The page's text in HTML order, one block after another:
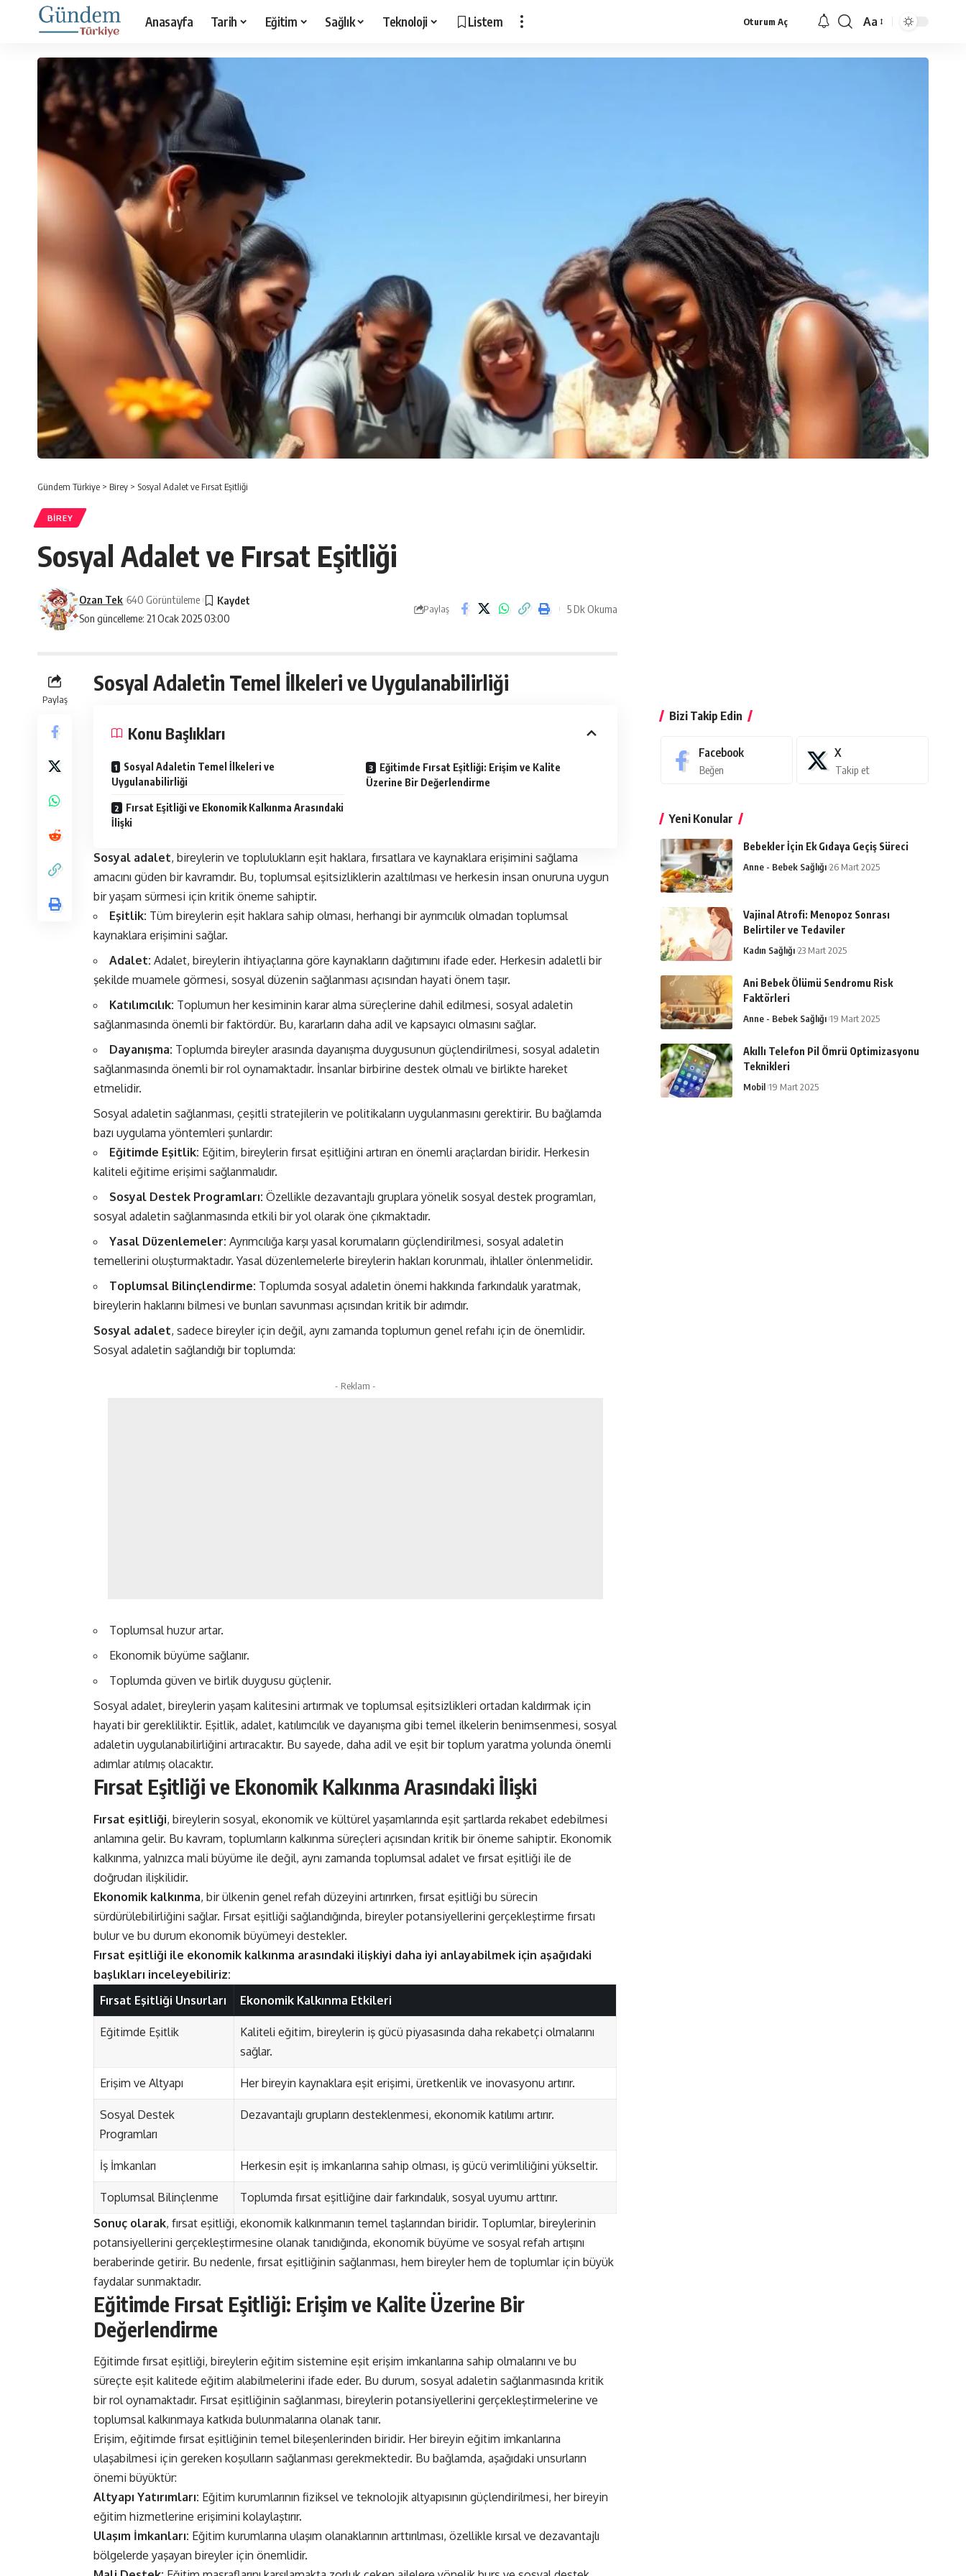
Anasayfa Tarih Eğitim Sağlık Teknoloji Listem Oturum Aç Aa
Gündem Türkiye > Birey > Sosyal Adalet ve Fırsat Eşitliği
BIREY
Sosyal Adalet ve Fırsat Eşitliği
Son güncelleme: 21 Ocak 2025 03:00
Ozan Tek 640 Görüntüleme
Paylaş 5 Dk Okuma
Paylaş
Sosyal Adaletin Temel İlkeleri ve Uygulanabilirliği
Konu Başlıkları
Sosyal Adaletin Temel İlkeleri ve
Uygulanabilirliği
Fırsat Eşitliği ve Ekonomik Kalkınma Arasındaki
İlişki
Eğitimde Fırsat Eşitliği: Erişim ve Kalite
Üzerine Bir Değerlendirme
Sosyal adalet, bireylerin ve toplulukların eşit haklara, fırsatlara ve kaynaklara erişimini sağlama
amacını güden bir kavramdır. Bu, toplumsal eşitsizliklerin azaltılması ve herkesin insan onuruna uygun
bir yaşam sürmesi için kritik öneme sahiptir.
Eşitlik: Tüm bireylerin eşit haklara sahip olması, herhangi bir ayrımcılık olmadan toplumsal
kaynaklara erişimini sağlar.
Adalet: Adalet, bireylerin ihtiyaçlarına göre kaynakların dağıtımını ifade eder. Herkesin adaletli bir
şekilde muamele görmesi, sosyal düzenin sağlanması açısından hayati önem taşır.
Katılımcılık: Toplumun her kesiminin karar alma süreçlerine dahil edilmesi, sosyal adaletin
sağlanmasında önemli bir faktördür. Bu, kararların daha adil ve kapsayıcı olmasını sağlar.
Dayanışma: Toplumda bireyler arasında dayanışma duygusunun güçlendirilmesi, sosyal adaletin
sağlanmasında önemli bir rol oynamaktadır. İnsanlar birbirine destek olmalı ve birlikte hareket
etmelidir.
Sosyal adaletin sağlanması, çeşitli stratejilerin ve politikaların uygulanmasını gerektirir. Bu bağlamda
bazı uygulama yöntemleri şunlardır:
Eğitimde Eşitlik: Eğitim, bireylerin fırsat eşitliğini artıran en önemli araçlardan biridir. Herkesin
kaliteli eğitime erişimi sağlanmalıdır.
Sosyal Destek Programları: Özellikle dezavantajlı gruplara yönelik sosyal destek programları,
sosyal adaletin sağlanmasında etkili bir yol olarak öne çıkmaktadır.
Yasal Düzenlemeler: Ayrımcılığa karşı yasal korumaların güçlendirilmesi, sosyal adaletin
temellerini oluşturmaktadır. Yasal düzenlemelerle bireylerin hakları korunmalı, ihlaller önlenmelidir.
Toplumsal Bilinçlendirme: Toplumda sosyal adaletin önemi hakkında farkındalık yaratmak,
bireylerin haklarını bilmesi ve bunları savunması açısından kritik bir adımdır.
Sosyal adalet, sadece bireyler için değil, aynı zamanda toplumun genel refahı için de önemlidir.
Sosyal adaletin sağlandığı bir toplumda:
- Reklam -
Toplumsal huzur artar.
Ekonomik büyüme sağlanır.
Toplumda güven ve birlik duygusu güçlenir.
Sosyal adalet, bireylerin yaşam kalitesini artırmak ve toplumsal eşitsizlikleri ortadan kaldırmak için
hayati bir gerekliliktir. Eşitlik, adalet, katılımcılık ve dayanışma gibi temel ilkelerin benimsenmesi, sosyal
adaletin uygulanabilirliğini artıracaktır. Bu sayede, daha adil ve eşit bir toplum yaratma yolunda önemli
adımlar atılmış olacaktır.
Fırsat Eşitliği ve Ekonomik Kalkınma Arasındaki İlişki
Fırsat eşitliği, bireylerin sosyal, ekonomik ve kültürel yaşamlarında eşit şartlarda rekabet edebilmesi
anlamına gelir. Bu kavram, toplumların kalkınma süreçleri açısından kritik bir öneme sahiptir. Ekonomik
kalkınma, yalnızca mali büyüme ile değil, aynı zamanda toplumsal adalet ve fırsat eşitliği ile de
doğrudan ilişkilidir.
Ekonomik kalkınma, bir ülkenin genel refah düzeyini artırırken, fırsat eşitliği bu sürecin
sürdürülebilirliğini sağlar. Fırsat eşitliği sağlandığında, bireyler potansiyellerini gerçekleştirme fırsatı
bulur ve bu durum ekonomik büyümeyi destekler.
Fırsat eşitliği ile ekonomik kalkınma arasındaki ilişkiyi daha iyi anlayabilmek için aşağıdaki
başlıkları inceleyebiliriz:
Fırsat Eşitliği Unsurları
Ekonomik Kalkınma Etkileri
Eğitimde Eşitlik
Kaliteli eğitim, bireylerin iş gücü piyasasında daha rekabetçi olmalarını
sağlar.
Erişim ve Altyapı Her bireyin kaynaklara eşit erişimi, üretkenlik ve inovasyonu artırır.
Sosyal Destek
Programları
Dezavantajlı grupların desteklenmesi, ekonomik katılımı artırır.
İş İmkanları Herkesin eşit iş imkanlarına sahip olması, iş gücü verimliliğini yükseltir.
Toplumsal Bilinçlenme
Toplumda fırsat eşitliğine dair farkındalık, sosyal uyumu arttırır.
Sonuç olarak, fırsat eşitliği, ekonomik kalkınmanın temel taşlarından biridir. Toplumlar, bireylerinin
potansiyellerini gerçekleştirmesine olanak tanıdığında, ekonomik büyüme ve sosyal refah artışını
beraberinde getirir. Bu nedenle, fırsat eşitliğinin sağlanması, hem bireyler hem de toplumlar için büyük
faydalar sunmaktadır.
Eğitimde Fırsat Eşitliği: Erişim ve Kalite Üzerine Bir
Değerlendirme
Eğitimde fırsat eşitliği, bireylerin eğitim sistemine eşit erişim imkanlarına sahip olmalarını ve bu
süreçte eşit kalitede eğitim alabilmelerini ifade eder. Bu durum, sosyal adaletin sağlanmasında kritik
bir rol oynamaktadır. Fırsat eşitliğinin sağlanması, bireylerin potansiyellerini gerçekleştirmelerine ve
toplumsal kalkınmaya katkıda bulunmalarına olanak tanır.
Erişim, eğitimde fırsat eşitliğinin temel bileşenlerinden biridir. Her bireyin eğitim imkanlarına
ulaşabilmesi için gereken koşulların sağlanması gerekmektedir. Bu bağlamda, aşağıdaki unsurların
önemi büyüktür:
Altyapı Yatırımları: Eğitim kurumlarının fiziksel ve teknolojik altyapısının güçlendirilmesi, her bireyin
eğitim hizmetlerine erişimini kolaylaştırır.
Ulaşım İmkanları: Eğitim kurumlarına ulaşım olanaklarının arttırılması, özellikle kırsal ve dezavantajlı
bölgelerde yaşayan bireyler için önemlidir.
Bizi Takip Edin
Facebook
Beğen
X
Takip et
Yeni Konular
Bebekler İçin Ek Gıdaya Geçiş Süreci
Anne - Bebek Sağlığı 26 Mart 2025
Vajinal Atrofi: Menopoz Sonrası
Belirtiler ve Tedaviler
Kadın Sağlığı 23 Mart 2025
Ani Bebek Ölümü Sendromu Risk
Faktörleri
Anne - Bebek Sağlığı 19 Mart 2025
Akıllı Telefon Pil Ömrü Optimizasyonu
Teknikleri
Mobil 19 Mart 2025